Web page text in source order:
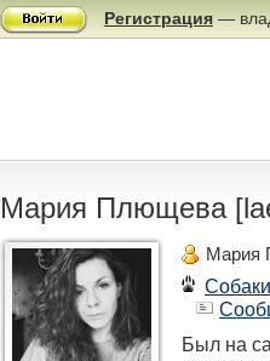
Регистрация —
Мария Плющева
Мария
Собаки
Был на